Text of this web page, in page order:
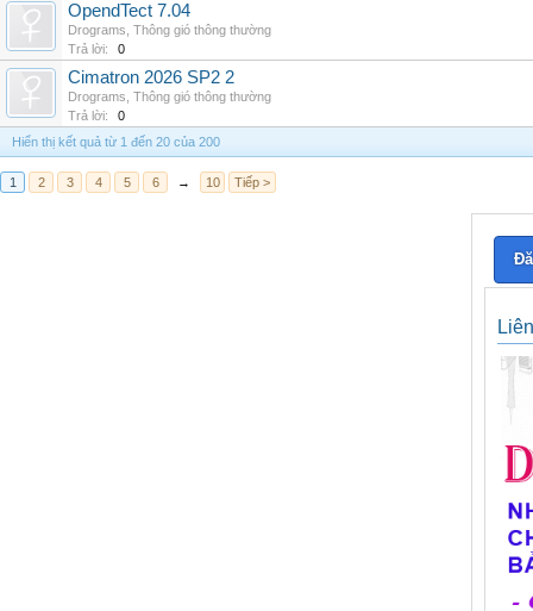
OpendTect 7.04
Drograms Thông gió thông thường
Trả lời:
0
Cimatron 2026 SP2 2
Drograms Thông gió thông thường
Trả lời:
0
Hiển thị kết quả từ 1 đến 20 của 200
1 2 3 4 5 6 → 10 Tiếp >